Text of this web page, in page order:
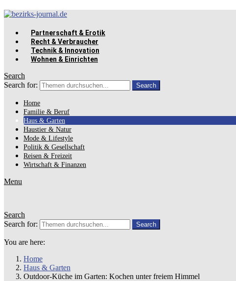
Partnerschaft & Erotik
Recht & Verbraucher
Technik & Innovation
Wohnen & Einrichten
Search
Search for:
Search
Home
Familie & Beruf
Haus & Garten
Haustier & Natur
Mode & Lifestyle
Politik & Gesellschaft
Reisen & Freizeit
Wirtschaft & Finanzen
Menu
Search
Search for:
Search
You are here:
Home
Haus & Garten
Outdoor-Küche im Garten: Kochen unter freiem Himmel